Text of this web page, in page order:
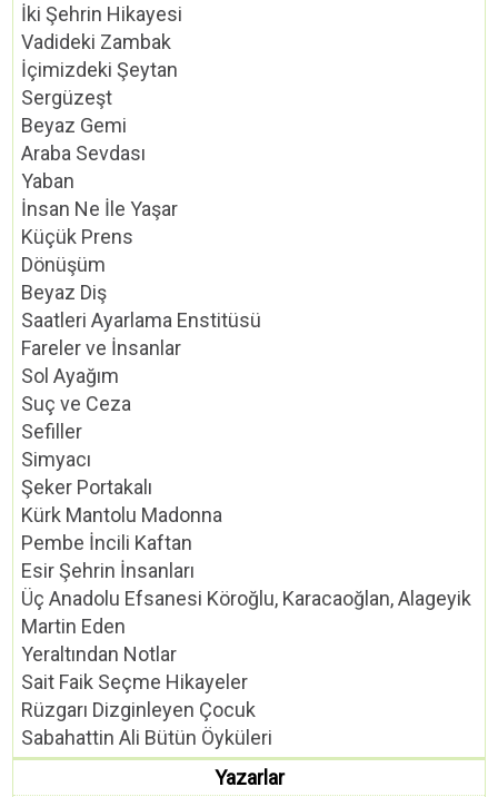
İki Şehrin Hikayesi
Vadideki Zambak
İçimizdeki Şeytan
Sergüzeşt
Beyaz Gemi
Araba Sevdası
Yaban
İnsan Ne İle Yaşar
Küçük Prens
Dönüşüm
Beyaz Diş
Saatleri Ayarlama Enstitüsü
Fareler ve İnsanlar
Sol Ayağım
Suç ve Ceza
Sefiller
Simyacı
Şeker Portakalı
Kürk Mantolu Madonna
Pembe İncili Kaftan
Esir Şehrin İnsanları
Üç Anadolu Efsanesi Köroğlu, Karacaoğlan, Alageyik
Martin Eden
Yeraltından Notlar
Sait Faik Seçme Hikayeler
Rüzgarı Dizginleyen Çocuk
Sabahattin Ali Bütün Öyküleri
Yazarlar